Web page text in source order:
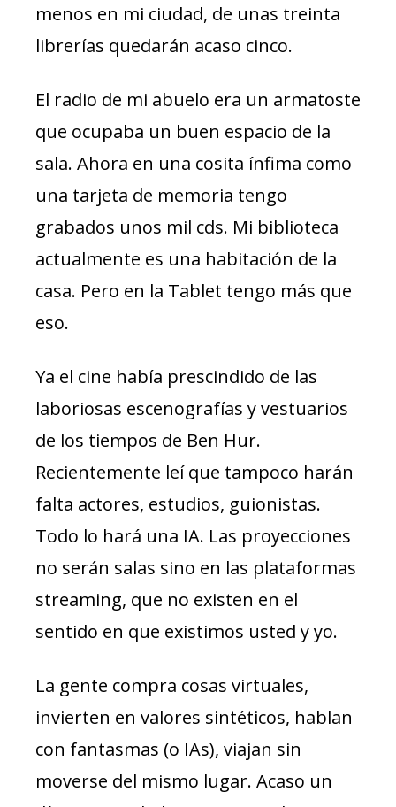
menos en mi ciudad, de unas treinta
librerías quedarán acaso cinco.
El radio de mi abuelo era un armatoste
que ocupaba un buen espacio de la
sala. Ahora en una cosita ínfima como
una tarjeta de memoria tengo
grabados unos mil cds. Mi biblioteca
actualmente es una habitación de la
casa. Pero en la Tablet tengo más que
eso.
Ya el cine había prescindido de las
laboriosas escenografías y vestuarios
de los tiempos de Ben Hur.
Recientemente leí que tampoco harán
falta actores, estudios, guionistas.
Todo lo hará una IA. Las proyecciones
no serán salas sino en las plataformas
streaming, que no existen en el
sentido en que existimos usted y yo.
La gente compra cosas virtuales,
invierten en valores sintéticos, hablan
con fantasmas (o IAs), viajan sin
moverse del mismo lugar. Acaso un